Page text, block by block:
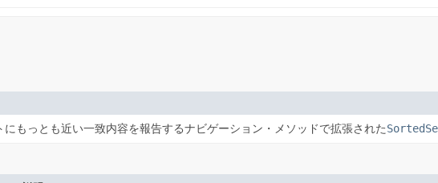
もっとも近い一致内容を報告するナビゲーション・メソッドで拡張された